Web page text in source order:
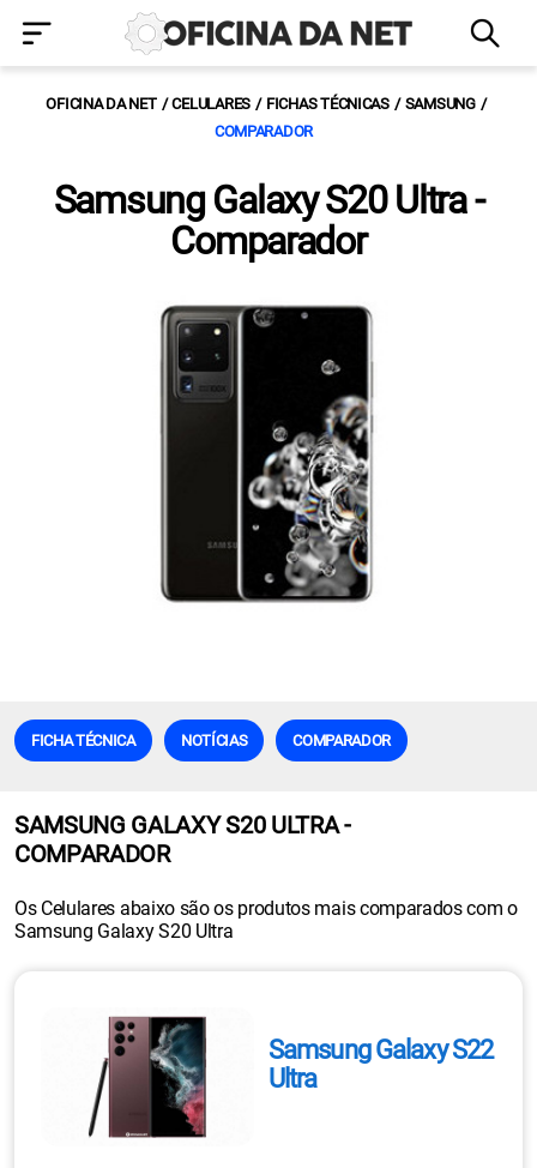
OFICINA DA NET CELULARES FICHAS TÉCNICAS
SAMSUNG
COMPARADOR
Samsung Galaxy S20 Ultra -
Comparador
FICHA TÉCNICA NOTÍCIAS COMPARADOR
SAMSUNG GALAXY S20 ULTRA -
COMPARADOR
Os Celulares abaixo são os produtos mais comparados com o
Samsung Galaxy S20 Ultra
Samsung Galaxy S22
Ultra